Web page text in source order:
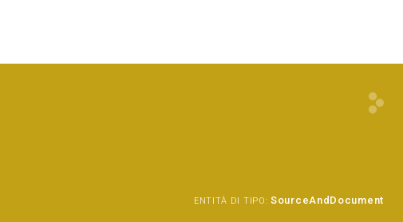
ENTITÀ DI TIPO: SourceAndDocument